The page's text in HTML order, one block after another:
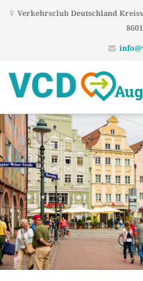
Verkehrsclub Deutschland